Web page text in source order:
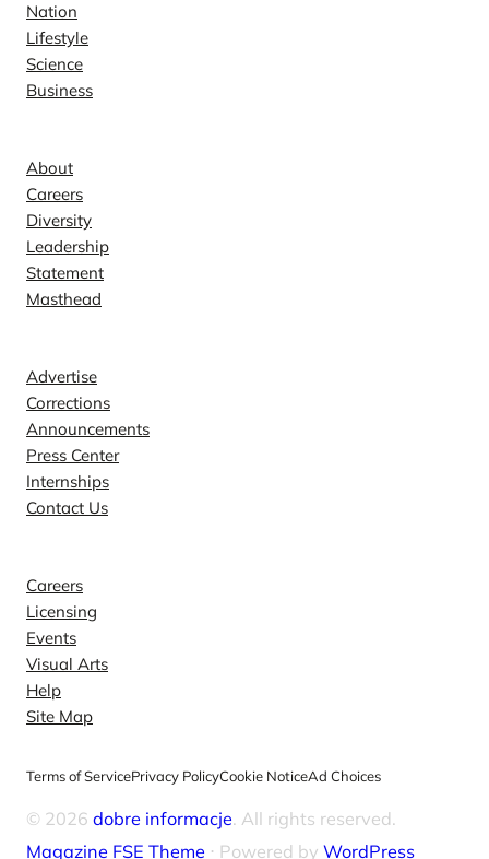
Nation
Lifestyle
Science
Business
About
Careers
Diversity
Leadership
Statement
Masthead
Advertise
Corrections
Announcements
Press Center
Internships
Contact Us
Careers
Licensing
Events
Visual Arts
Help
Site Map
Terms of ServicePrivacy PolicyCookie NoticeAd Choices
© 2026 dobre informacje. All rights reserved.
Magazine FSE Theme ⋅ Powered by WordPress